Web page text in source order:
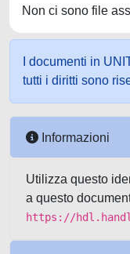
Non ci sono file
I documenti in
tutti i diritti sono
Informazioni
Utilizza questo
a questo
https://